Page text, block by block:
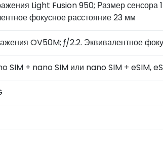
Light Fusion 950; Размер сенсора
фокусное расстояние 23 мм
OV50M; ƒ/2.2. Эквивалентное
SIM + nano SIM или nano SIM + eSIM,